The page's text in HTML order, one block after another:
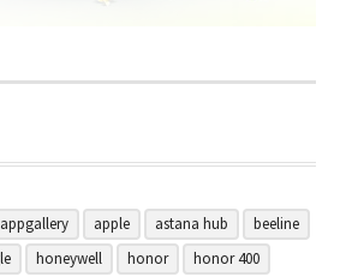
appgallery apple astana hub
beeline
honeywell honor
honor 400